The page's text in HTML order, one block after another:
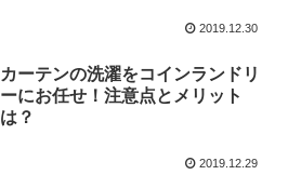
2019.12.30
カーテンの洗濯をコインランドリ
ーにお任せ！注意点とメリット
は？
2019.12.29